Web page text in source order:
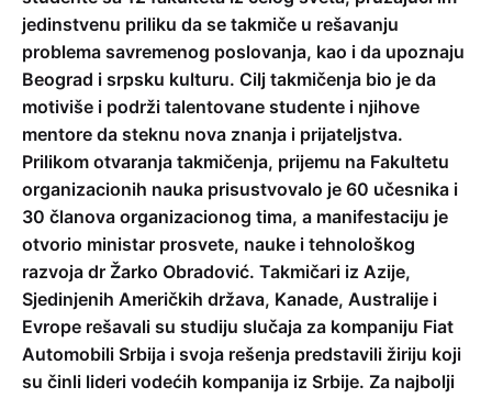
jedinstvenu priliku da se takmiče u rešavanju
problema savremenog poslovanja, kao i da upoznaju
Beograd i srpsku kulturu. Cilj takmičenja bio je da
motiviše i podrži talentovane studente i njihove
mentore da steknu nova znanja i prijateljstva.
Prilikom otvaranja takmičenja, prijemu na Fakultetu
organizacionih nauka prisustvovalo je 60 učesnika i
30 članova organizacionog tima, a manifestaciju je
otvorio ministar prosvete, nauke i tehnološkog
razvoja dr Žarko Obradović. Takmičari iz Azije,
Sjedinjenih Američkih država, Kanade, Australije i
Evrope rešavali su studiju slučaja za kompaniju Fiat
Automobili Srbija i svoja rešenja predstavili žiriju koji
su činli lideri vodećih kompanija iz Srbije. Za najbolji